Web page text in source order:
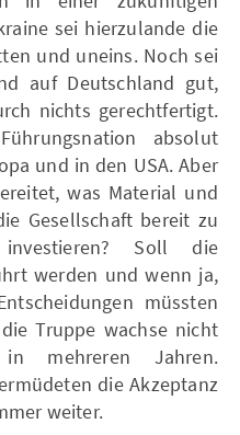
sei hierzulande die
und uneins. Noch sei
auf Deutschland gut,
nichts gerechtfertigt.
absolut
und in den USA. Aber
was Material und
Gesellschaft bereit zu
Soll die
werden und wenn ja,
müssten
Truppe wachse nicht
mehreren Jahren.
die Akzeptanz
weiter.